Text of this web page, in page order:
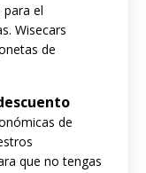
el
Wisecars
de
de
que no tengas